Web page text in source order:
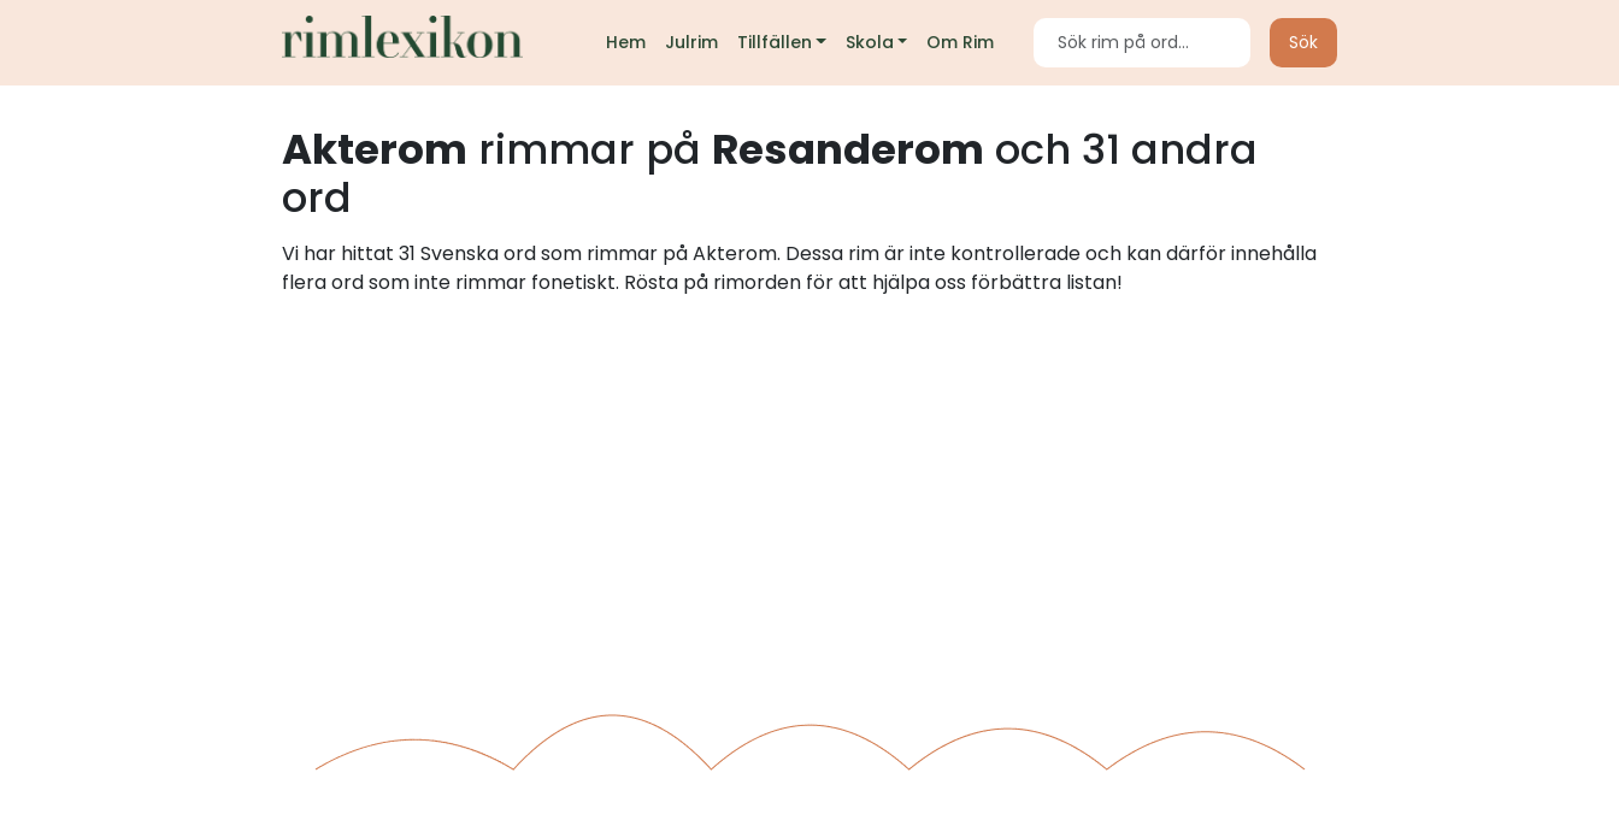
Hem Julrim Tillfällen Skola Om Rim Sök
Akterom rimmar på Resanderom och 31 andra
ord
Vi har hittat 31 Svenska ord som rimmar på Akterom. Dessa rim är inte kontrollerade och kan därför innehålla
flera ord som inte rimmar fonetiskt. Rösta på rimorden för att hjälpa oss förbättra listan!